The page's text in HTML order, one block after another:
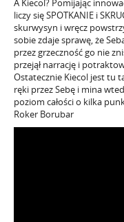
A Kiecol? Pomijając
liczy się SPOTKANIE i
skurwysyn i wręcz
sobie zdaje sprawę, że
przez grzeczność go nie
przejął narrację i
Ostatecznie Kiecol jest tu
ręki przez Sebę i mina
poziom całości o kilka
Roker Borubar